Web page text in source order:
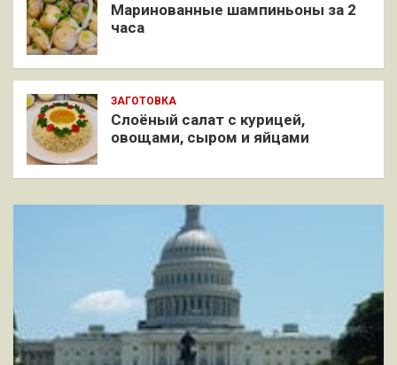
Маринованные шампиньоны за 2
часа
ЗАГОТОВКА
Слоёный салат с курицей,
овощами, сыром и яйцами